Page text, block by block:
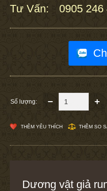
Tư Vấn: 0905 246
Số lượng:
THÊM YÊU THÍCH THÊM SO
Dương vật giả